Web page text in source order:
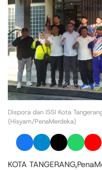
Dispora dan ISSI Kota
(Hisyam/PenaMerdeka)
KOTA